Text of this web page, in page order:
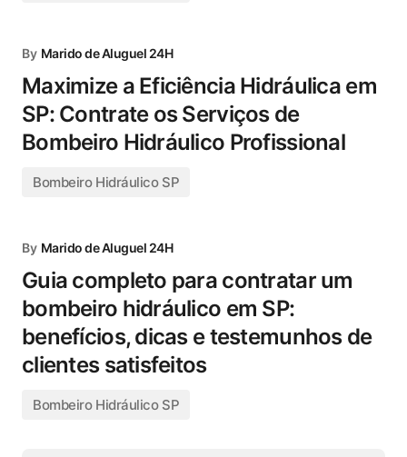
By Marido de Aluguel 24H
Maximize a Eficiência Hidráulica em
SP: Contrate os Serviços de
Bombeiro Hidráulico Profissional
Bombeiro Hidráulico SP
By Marido de Aluguel 24H
Guia completo para contratar um
bombeiro hidráulico em SP:
benefícios, dicas e testemunhos de
clientes satisfeitos
Bombeiro Hidráulico SP